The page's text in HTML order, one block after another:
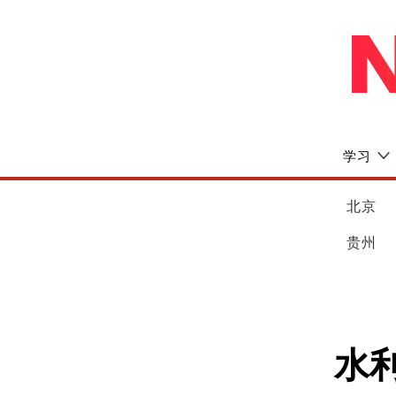
学习
北京
贵州
水